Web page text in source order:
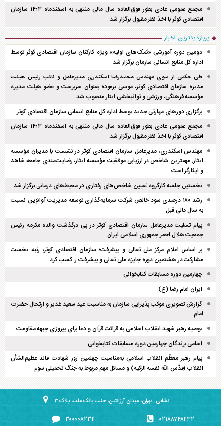
مجمع عمومی عادی بطور فوق‌العاده سال مالی منتهی به اسفند‌ماه ۱۴۰۳ سازمان
اقتصادی کوثر با اخذ نظر مقبول برگزار شد.
پربازدیدترین اخبار
دومین دوره آموزشی «کمک‌های اولیه» ویژه کارکنان سازمان اقتصادی کوثر توسط
اداره کل منابع انسانی سازمان برگزار شد
طی حکمی از سوی مهندس محمدرضا اسکندری مدیرعامل و نائب رئیس هیئت
مدیره سازمان اقتصادی کوثر، موسی برموده بعنوان سرپرست و عضو هیئت مدیره
مؤسسه فرهنگی، ورزشی و توانبخشی ایثار منصوب شد
برگزاری دور‌های مهارتی جدید توسط اداره کل منابع انسانی سازمان اقتصادی کوثر
مجمع عمومی عادی بطور فوق‌العاده سال مالی منتهی به اسفند‌ماه ۱۴۰۳ سازمان
اقتصادی کوثر با اخذ نظر مقبول برگزار شد.
مهندس اسکندری، مدیرعامل سازمان اقتصادی کوثر در نشست با مدیران مؤسسه
ایثار: مهمترین شاخص در ارزیابی موفقیت مؤسسه ایثار، رضایت‌مندی جامعه شاهد
و ایثارگر است
نخستین جلسه کارگروه تعیین شاخص‌های رفتاری در محیط‌های درمانی برگزار شد
رشد ۱۸۰ درصدی سود خالص شرکت سرمایه‌گذاری توسعه مدیریت آوانوین نسبت
به سال مالی قبل
پیام تسلیت مدیرعامل سازمان اقتصادی کوثر در پی درگذشت والده مکرمه رئیس
جمعیت هلال احمر جمهوری اسلامی ایران
بر اساس اعلام مرکز ملی تعالی و پیشرفت؛ سازمان اقتصادی کوثر، رتبه نخست
مشارکت در هشتمین دوره جایزه ملی تعالی و پیشرفت را کسب کرد
چهارمین دوره مسابقات کتابخوانی
ایران امام رضا (ع)
گزارش تصویری موکب پذیرایی سازمان به مناسبت عید سعید غدیر و ارتحال حضرت
امام
توصیه رهبر شهید انقلاب اسلامی به قرائت قرآن و دعا برای پیروزی جبهه مقاومت
اسامی برندگان چهارمین دوره مسابقات کتابخوانی
پیام رهبر معظّم انقلاب اسلامی به‌مناسبت چهلمین روز شهادت قائد عظیم‌الشأن
انقلاب (قدّس الله نفسه الزکیه) و مسائل مهم مربوط به جنگ تحمیلی سوم
نشانی: تهران، میدان آرژانتین، جنب بانک ملت، پلاک ۳
۰۲۱۸۸۷۴۸۲۳۲ ۳۰۰۰۰۸۲۳۲